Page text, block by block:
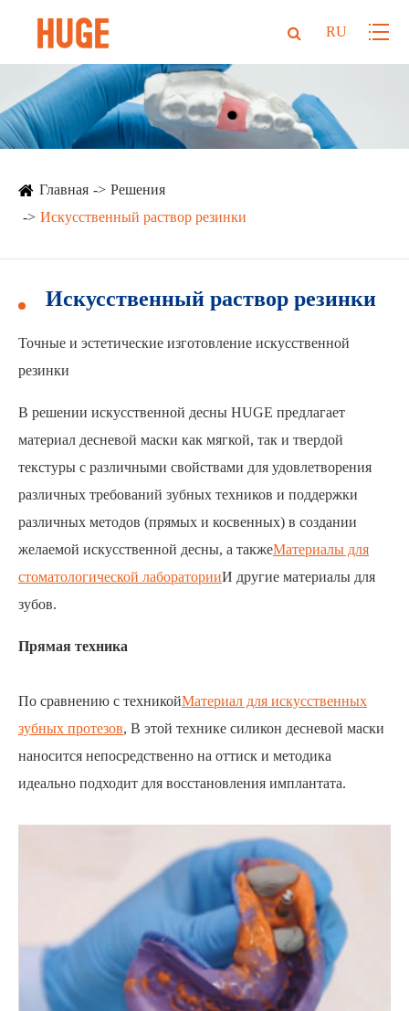
RU
Главная
Решения
Искусственный раствор резинки
Искусственный раствор резинки
Точные и эстетические изготовление искусственной
резинки
В решении искусственной десны HUGE предлагает
материал десневой маски как мягкой, так и твердой
текстуры с различными свойствами для удовлетворения
различных требований зубных техников и поддержки
различных методов (прямых и косвенных) в создании
желаемой искусственной десны, а такжеМатериалы для
стоматологической лабораторииИ другие материалы для
зубов.
Прямая техника
По сравнению с техникойМатериал для искусственных
зубных протезов, В этой технике силикон десневой маски
наносится непосредственно на оттиск и методика
идеально подходит для восстановления имплантата.